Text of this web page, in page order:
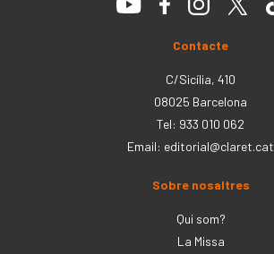
Contacte
C/Sicília, 410
08025 Barcelona
Tel: 933 010 062
Email: editorial@claret.cat
Sobre nosaltres
Qui som?
La Missa